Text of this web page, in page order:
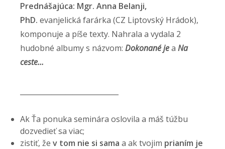
Prednášajúca: Mgr. Anna Belanji,
PhD. evanjelická farárka (CZ Liptovský Hrádok),
komponuje a píše texty. Nahrala a vydala 2
hudobné albumy s názvom: Dokonané jea Na
ceste...
Ak Ťa ponuka seminára oslovila a máš túžbu
dozvedieť sa viac;
zistiť, že v tom nie si sama a ak tvojim prianím je